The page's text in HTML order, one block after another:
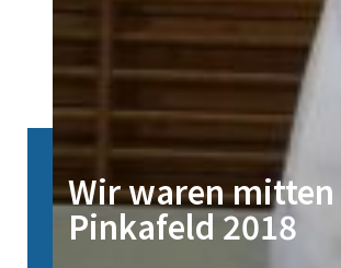
Wir waren
Pinkafeld 2018